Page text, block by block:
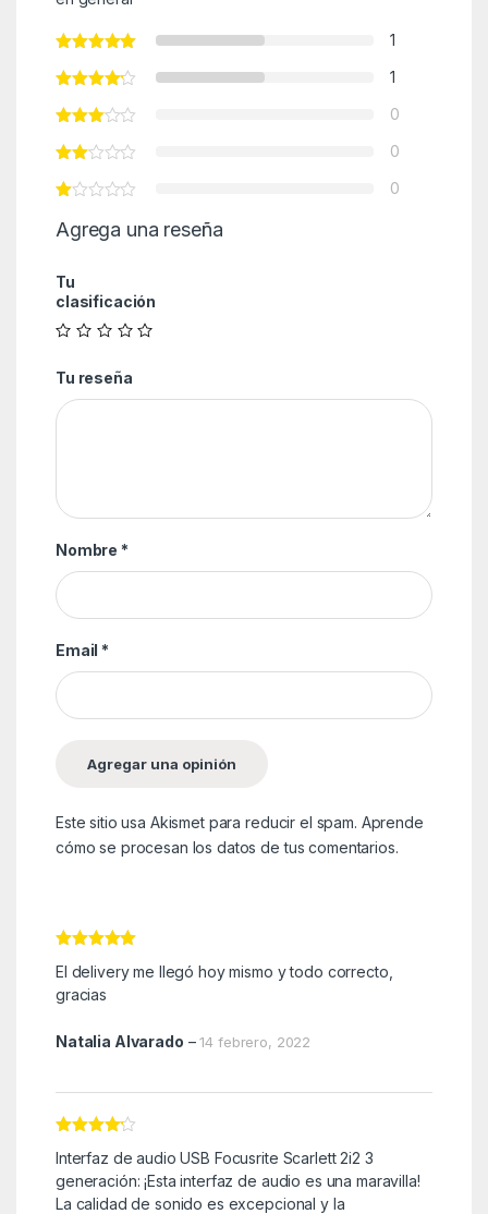
1
1
0
0
0
Agrega una reseña
Tu
clasificación
Tu reseña
Nombre *
Email *
Este sitio usa Akismet para reducir el spam. Aprende
cómo se procesan los datos de tus comentarios.
5de 5
El delivery me llegó hoy mismo y todo correcto,
gracias
Natalia Alvarado –14 febrero, 2022
con4de
5
Interfaz de audio USB Focusrite Scarlett 2i2 3
generación: ¡Esta interfaz de audio es una maravilla!
La calidad de sonido es excepcional y la